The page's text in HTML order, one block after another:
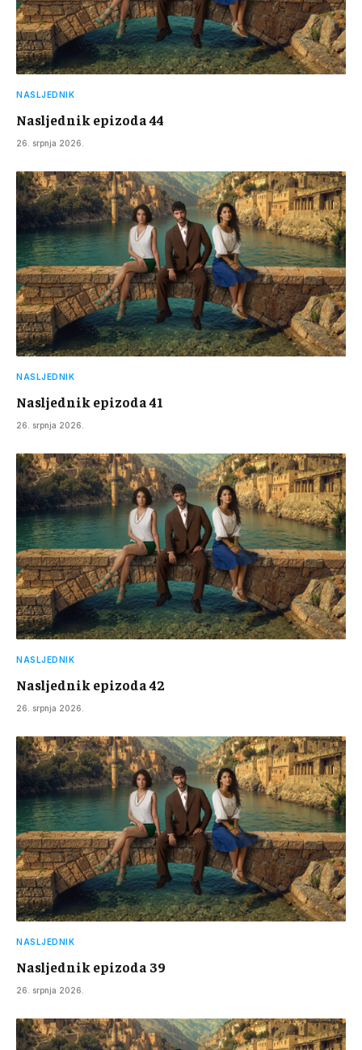
NASLJEDNIK
Nasljednik epizoda 44
26. srpnja 2026.
NASLJEDNIK
Nasljednik epizoda 41
26. srpnja 2026.
NASLJEDNIK
Nasljednik epizoda 42
26. srpnja 2026.
NASLJEDNIK
Nasljednik epizoda 39
26. srpnja 2026.